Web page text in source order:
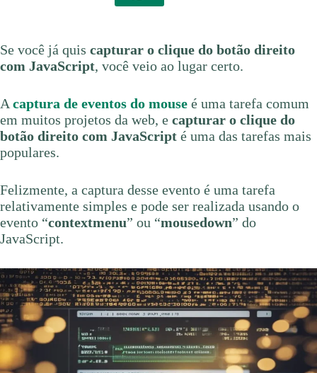
Se você já quis capturar o clique do botão direito
com JavaScript, você veio ao lugar certo.
A captura de eventos do mouse é uma tarefa comum
em muitos projetos da web, e capturar o clique do
botão direito com JavaScript é uma das tarefas mais
populares.
Felizmente, a captura desse evento é uma tarefa
relativamente simples e pode ser realizada usando o
evento “contextmenu” ou “mousedown” do
JavaScript.